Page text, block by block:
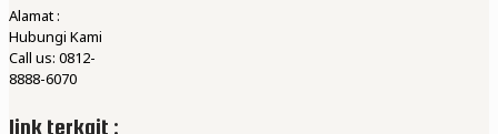
Alamat :
Hubungi Kami
Call us: 0812-
8888-6070
link terkait :